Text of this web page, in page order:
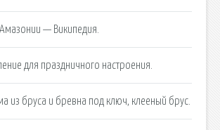
— Википедия.
для праздничного настроения.
из бруса и бревна под ключ, клееный брус.